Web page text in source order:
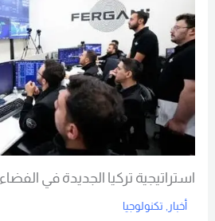
استراتيجية تركيا الجديدة في الفضاء
أخبار تكنولوجيا